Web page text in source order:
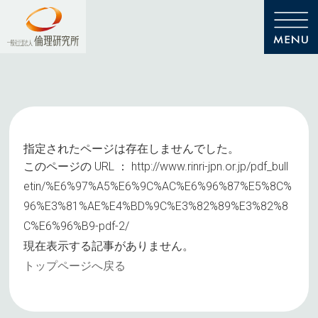
指定されたページは存在しませんでした。
このページの URL ： http://www.rinri-jpn.or.jp/pdf_bull
etin/%E6%97%A5%E6%9C%AC%E6%96%87%E5%8C%
96%E3%81%AE%E4%BD%9C%E3%82%89%E3%82%8
C%E6%96%B9-pdf-2/
現在表示する記事がありません。
トップページへ戻る